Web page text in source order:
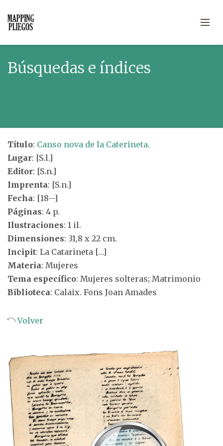
Búsquedas e índices
Título: Canso nova de la Caterineta.
Lugar: [S.l.]
Editor: [S.n.]
Imprenta: [S.n.]
Fecha: [18--]
Páginas: 4 p.
Ilustraciones: 1 il.
Dimensiones: 31,8 x 22 cm.
Incipit: La Catarineta […]
Materia: Mujeres
Tema específico: Mujeres solteras; Matrimonio
Biblioteca: Calaix. Fons Joan Amades
Volver